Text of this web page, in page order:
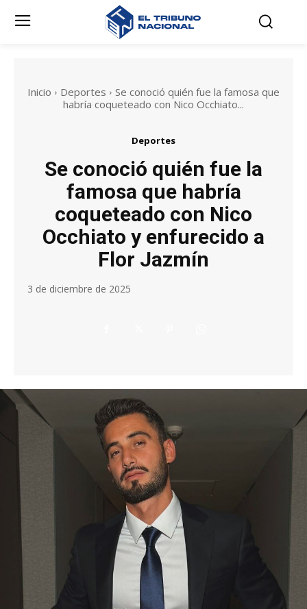
Inicio Deportes
Se conoció quién fue la famosa que
habría coqueteado con Nico Occhiato...
Deportes
Se conoció quién fue la
famosa que habría
coqueteado con Nico
Occhiato y enfurecido a
Flor Jazmín
3 de diciembre de 2025